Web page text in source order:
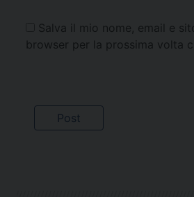
Salva il mio nome, email e
browser per la prossima volta